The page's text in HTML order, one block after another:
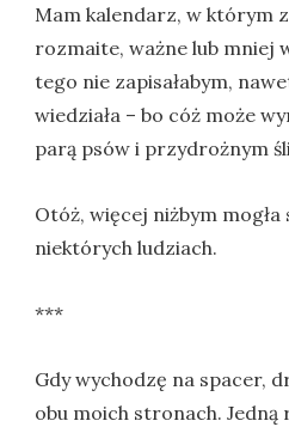
Mam kalendarz, w którym
rozmaite, ważne lub mniej
tego nie zapisałabym,
wiedziała – bo cóż może
parą psów i przydrożnym
Otóż, więcej niżbym
niektórych ludziach.
***
Gdy wychodzę na spacer,
obu moich stronach. Jedną